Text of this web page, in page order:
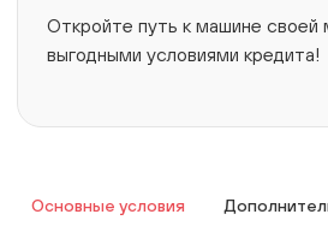
Откройте путь к машине
выгодными условиями кредита!
Основные условия